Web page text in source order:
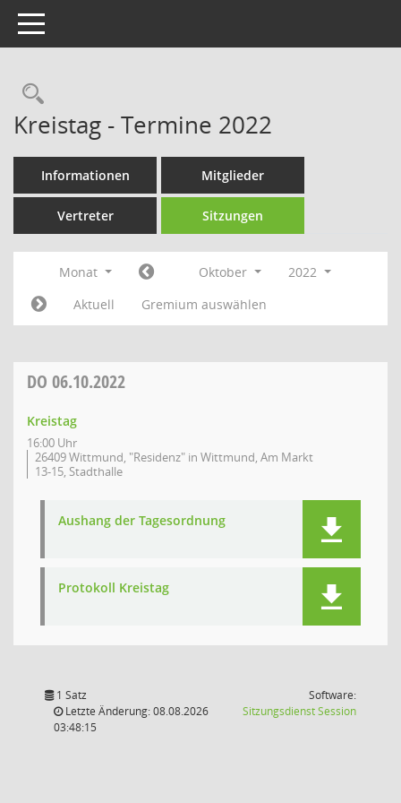
Toggle navigation
Rechercheauswahl
Kreistag - Termine 2022
Informationen Mitglieder
Vertreter Sitzungen
Monat Oktober
2022
Aktuell
Gremium auswählen
DO 06.10.2022
Kreistag
16:00 Uhr
26409 Wittmund, "Residenz" in Wittmund, Am Markt
13-15, Stadthalle
Aushang der Tagesordnung
Protokoll Kreistag
1 Satz
Letzte Änderung: 08.08.2026
03:48:15
Software:
SitzungsdienstSession(Wird in